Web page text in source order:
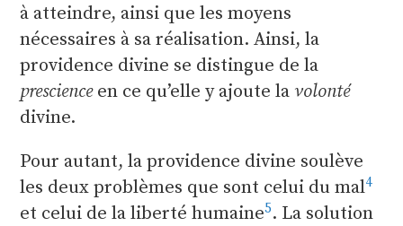
à atteindre, ainsi que les moyens
nécessaires à sa réalisation. Ainsi, la
providence divine se distingue de la
prescienceen ce qu’elle y ajoute la volonté
divine.
Pour autant, la providence divine soulève
les deux problèmes que sont celui du mal4
et celui de la liberté humaine5. La solution